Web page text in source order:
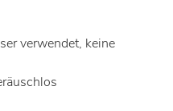
verwendet, keine